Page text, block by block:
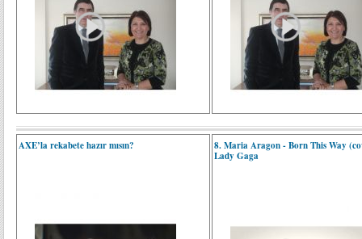
AXE’la rekabete hazır mısın?
8. Maria Aragon - Born This Way
Lady Gaga